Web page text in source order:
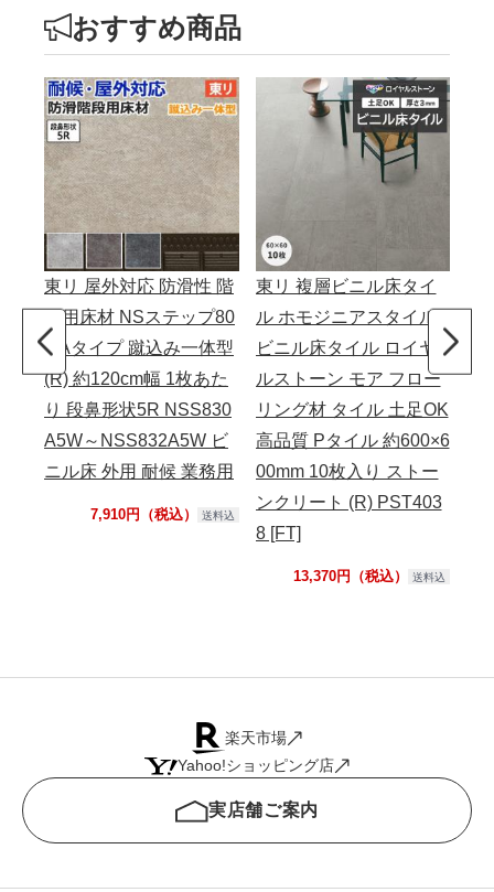
おすすめ商品
東リ 屋外対応 防滑性 階
段用床材 NSステップ80
0 Aタイプ 蹴込み一体型
(R) 約120cm幅 1枚あた
り 段鼻形状5R NSS830
A5W～NSS832A5W ビ
ニル床 外用 耐候 業務用
7,910円（税込） 送料込
東リ 複層ビニル床タイ
ル ホモジニアスタイル
ビニル床タイル ロイヤ
ルストーン モア フロー
リング材 タイル 土足OK
高品質 Pタイル 約600×6
00mm 10枚入り ストー
ンクリート (R) PST403
8 [FT]
13,370円（税込） 送料込
楽天市場
Yahoo!ショッピング店
実店舗ご案内